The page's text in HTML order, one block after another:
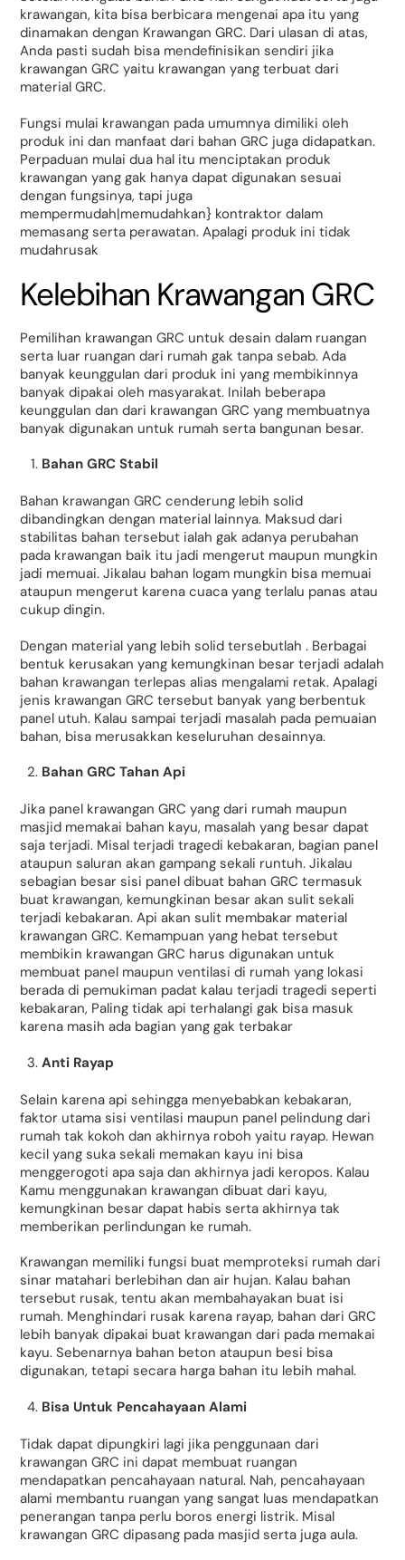
krawangan, kita bisa berbicara mengenai apa itu yang
dinamakan dengan Krawangan GRC. Dari ulasan di atas,
Anda pasti sudah bisa mendefinisikan sendiri jika
krawangan GRC yaitu krawangan yang terbuat dari
material GRC.
Fungsi mulai krawangan pada umumnya dimiliki oleh
produk ini dan manfaat dari bahan GRC juga didapatkan.
Perpaduan mulai dua hal itu menciptakan produk
krawangan yang gak hanya dapat digunakan sesuai
dengan fungsinya, tapi juga
mempermudah|memudahkan} kontraktor dalam
memasang serta perawatan. Apalagi produk ini tidak
mudahrusak
Kelebihan Krawangan GRC
Pemilihan krawangan GRC untuk desain dalam ruangan
serta luar ruangan dari rumah gak tanpa sebab. Ada
banyak keunggulan dari produk ini yang membikinnya
banyak dipakai oleh masyarakat. Inilah beberapa
keunggulan dan dari krawangan GRC yang membuatnya
banyak digunakan untuk rumah serta bangunan besar.
Bahan GRC Stabil
Bahan krawangan GRC cenderung lebih solid
dibandingkan dengan material lainnya. Maksud dari
stabilitas bahan tersebut ialah gak adanya perubahan
pada krawangan baik itu jadi mengerut maupun mungkin
jadi memuai. Jikalau bahan logam mungkin bisa memuai
ataupun mengerut karena cuaca yang terlalu panas atau
cukup dingin.
Dengan material yang lebih solid tersebutlah . Berbagai
bentuk kerusakan yang kemungkinan besar terjadi adalah
bahan krawangan terlepas alias mengalami retak. Apalagi
jenis krawangan GRC tersebut banyak yang berbentuk
panel utuh. Kalau sampai terjadi masalah pada pemuaian
bahan, bisa merusakkan keseluruhan desainnya.
Bahan GRC Tahan Api
Jika panel krawangan GRC yang dari rumah maupun
masjid memakai bahan kayu, masalah yang besar dapat
saja terjadi. Misal terjadi tragedi kebakaran, bagian panel
ataupun saluran akan gampang sekali runtuh. Jikalau
sebagian besar sisi panel dibuat bahan GRC termasuk
buat krawangan, kemungkinan besar akan sulit sekali
terjadi kebakaran. Api akan sulit membakar material
krawangan GRC. Kemampuan yang hebat tersebut
membikin krawangan GRC harus digunakan untuk
membuat panel maupun ventilasi di rumah yang lokasi
berada di pemukiman padat kalau terjadi tragedi seperti
kebakaran, Paling tidak api terhalangi gak bisa masuk
karena masih ada bagian yang gak terbakar
Anti Rayap
Selain karena api sehingga menyebabkan kebakaran,
faktor utama sisi ventilasi maupun panel pelindung dari
rumah tak kokoh dan akhirnya roboh yaitu rayap. Hewan
kecil yang suka sekali memakan kayu ini bisa
menggerogoti apa saja dan akhirnya jadi keropos. Kalau
Kamu menggunakan krawangan dibuat dari kayu,
kemungkinan besar dapat habis serta akhirnya tak
memberikan perlindungan ke rumah.
Krawangan memiliki fungsi buat memproteksi rumah dari
sinar matahari berlebihan dan air hujan. Kalau bahan
tersebut rusak, tentu akan membahayakan buat isi
rumah. Menghindari rusak karena rayap, bahan dari GRC
lebih banyak dipakai buat krawangan dari pada memakai
kayu. Sebenarnya bahan beton ataupun besi bisa
digunakan, tetapi secara harga bahan itu lebih mahal.
Bisa Untuk Pencahayaan Alami
Tidak dapat dipungkiri lagi jika penggunaan dari
krawangan GRC ini dapat membuat ruangan
mendapatkan pencahayaan natural. Nah, pencahayaan
alami membantu ruangan yang sangat luas mendapatkan
penerangan tanpa perlu boros energi listrik. Misal
krawangan GRC dipasang pada masjid serta juga aula.